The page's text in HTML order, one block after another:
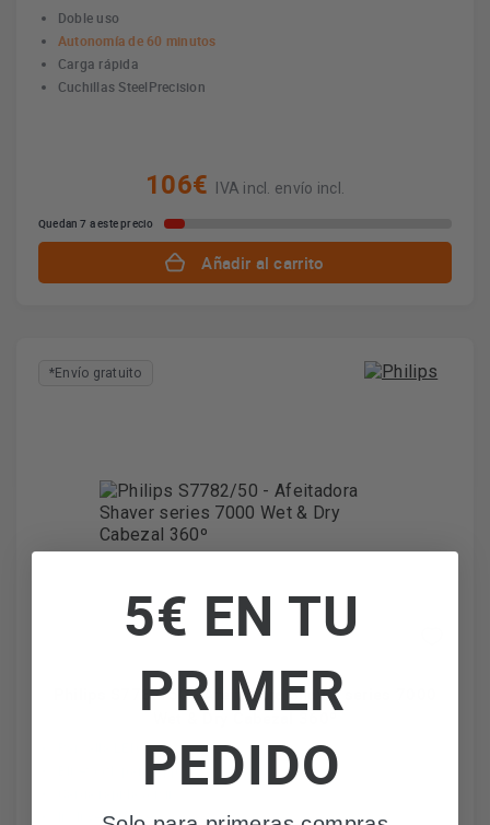
Doble uso
Autonomía de 60 minutos
Carga rápida
Cuchillas SteelPrecision
106€ IVA incl. envío incl.
Quedan 7 a este precio
Añadir al carrito
*Envío gratuito
Philips S7782/50 - Afeitadora Shaver series 7000
Bluetooth para App
Incluye estuche
5€ EN TU
PRIMER
PEDIDO